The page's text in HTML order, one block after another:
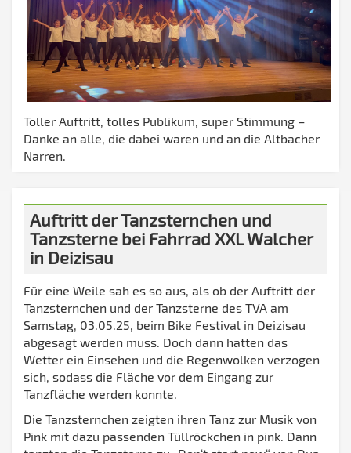
Toller Auftritt, tolles Publikum, super Stimmung –
Danke an alle, die dabei waren und an die Altbacher
Narren.
Auftritt der Tanzsternchen und
Tanzsterne bei Fahrrad XXL Walcher
in Deizisau
Für eine Weile sah es so aus, als ob der Auftritt der
Tanzsternchen und der Tanzsterne des TVA am
Samstag, 03.05.25, beim Bike Festival in Deizisau
abgesagt werden muss. Doch dann hatten das
Wetter ein Einsehen und die Regenwolken verzogen
sich, sodass die Fläche vor dem Eingang zur
Tanzfläche werden konnte.
Die Tanzsternchen zeigten ihren Tanz zur Musik von
Pink mit dazu passenden Tüllröckchen in pink. Dann